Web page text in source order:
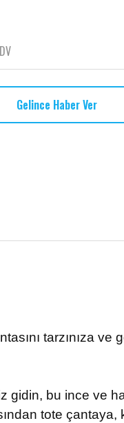
Gelince Haber Ver
tarzınıza ve
gidin, bu ince ve
tote çantaya,